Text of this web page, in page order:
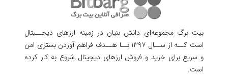
بیت برگ مجموعه‌ای دانش بنیان در زمینه ارزهای دیجــیتال
است کــه از ســال ۱۳۹۷ بــا هــدف فراهم آوردن
بستری امن
و سریع برای خرید و فروش ارزهای دیجیتال شروع به کار کرده
است.